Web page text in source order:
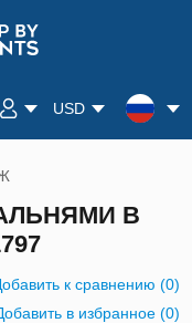
USD
В
к сравнению (0)
в избранное(0)